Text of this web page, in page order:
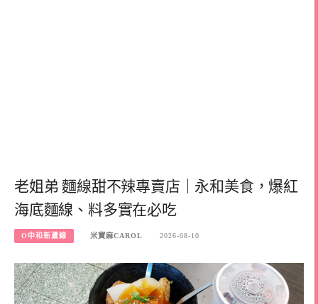
老姐弟 麵線甜不辣專賣店｜永和美食，爆紅
海底麵線、料多實在必吃
O中和新蘆線 米寶麻CAROL 2026-08-10